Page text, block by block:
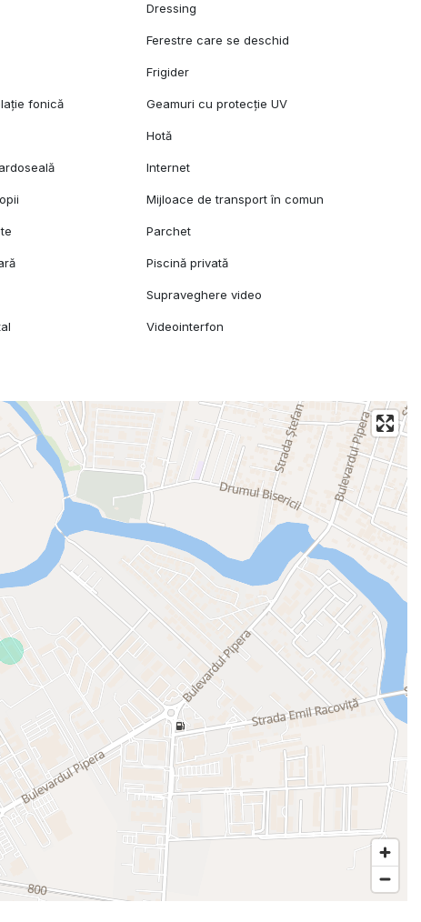
Dressing
Ferestre care se deschid
Frigider
fonică Geamuri cu protecție UV
Hotă
Internet
Mijloace de transport în comun
Parchet
Piscină privată
Supraveghere video
Videointerfon